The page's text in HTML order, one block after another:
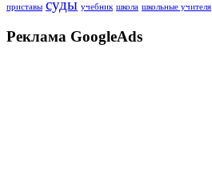
приставы суды учебник школа школьные учителя
Реклама GoogleAds